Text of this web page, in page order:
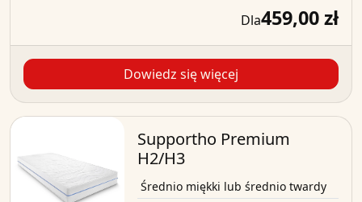
Dla459,00 zł
Dowiedz się więcej
Supportho Premium
H2/H3
Średnio miękki lub średnio twardy